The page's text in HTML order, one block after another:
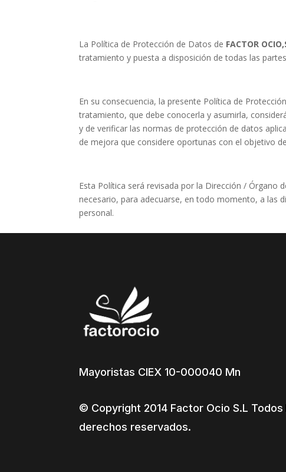
La Política de Protección de Datos de FACTOR
tratamiento y puesta a disposición de todas las
En su consecuencia, la presente Política de
tratamiento, que debe conocerla y asumirla,
y de verificar las normas de protección de datos
de mejora que considere oportunas con el objetivo
Esta Política será revisada por la Dirección / Órgano
necesario, para adecuarse, en todo momento, a las
personal.
Mayoristas CIEX 10-000040 Mn
© Copyright 2014 Factor Ocio S.L Todos
derechos reservados.